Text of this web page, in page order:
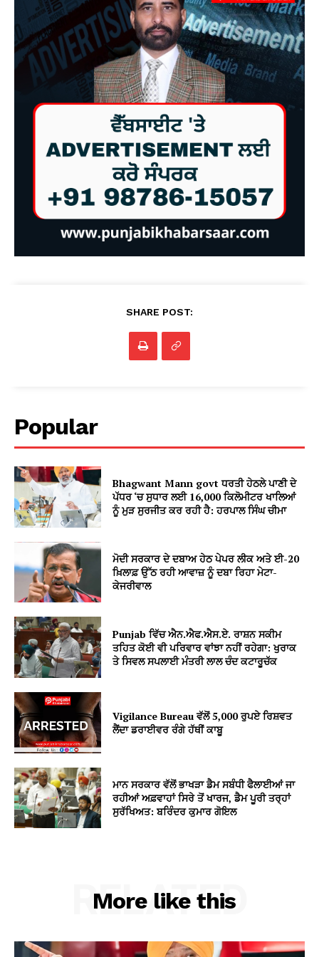
SHARE POST:
Popular
Bhagwant Mann govt ਧਰਤੀ ਹੇਠਲੇ ਪਾਣੀ ਦੇ
ਪੱਧਰ ‘ਚ ਸੁਧਾਰ ਲਈ 16,000 ਕਿਲੋਮੀਟਰ ਖਾਲਿਆਂ
ਨੂੰ ਮੁੜ ਸੁਰਜੀਤ ਕਰ ਰਹੀ ਹੈ: ਹਰਪਾਲ ਸਿੰਘ ਚੀਮਾ
ਮੋਦੀ ਸਰਕਾਰ ਦੇ ਦਬਾਅ ਹੇਠ ਪੇਪਰ ਲੀਕ ਅਤੇ ਈ-20
ਖ਼ਿਲਾਫ਼ ਉੱਠ ਰਹੀ ਆਵਾਜ਼ ਨੂੰ ਦਬਾ ਰਿਹਾ ਮੇਟਾ-
ਕੇਜਰੀਵਾਲ
Punjab ਵਿੱਚ ਐਨ.ਐਫ.ਐਸ.ਏ. ਰਾਸ਼ਨ ਸਕੀਮ
ਤਹਿਤ ਕੋਈ ਵੀ ਪਰਿਵਾਰ ਵਾਂਝਾ ਨਹੀਂ ਰਹੇਗਾ: ਖੁਰਾਕ
ਤੇ ਸਿਵਲ ਸਪਲਾਈ ਮੰਤਰੀ ਲਾਲ ਚੰਦ ਕਟਾਰੂਚੱਕ
Vigilance Bureau ਵੱਲੋਂ 5,000 ਰੁਪਏ ਰਿਸ਼ਵਤ
ਲੈਂਦਾ ਡਰਾਈਵਰ ਰੰਗੇ ਹੱਥੀਂ ਕਾਬੂ
ਮਾਨ ਸਰਕਾਰ ਵੱਲੋਂ ਭਾਖੜਾ ਡੈਮ ਸਬੰਧੀ ਫੈਲਾਈਆਂ ਜਾ
ਰਹੀਆਂ ਅਫ਼ਵਾਹਾਂ ਸਿਰੇ ਤੋਂ ਖਾਰਜ, ਡੈਮ ਪੂਰੀ ਤਰ੍ਹਾਂ
ਸੁਰੱਖਿਅਤ: ਬਰਿੰਦਰ ਕੁਮਾਰ ਗੋਇਲ
More like this
RELATED